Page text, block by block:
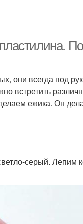
они всегда под
встретить
ежика. Он
серый. Лепим